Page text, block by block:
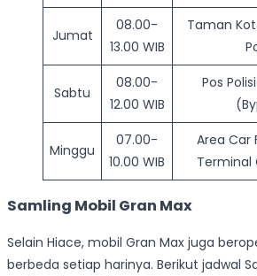
Jumat
08.00-
13.00 WIB
Taman
Sabtu
08.00-
12.00 WIB
Pos
Minggu
07.00-
10.00 WIB
Area Car
Terminal
Samling Mobil Gran Max
Selain Hiace, mobil Gran Max juga
berbeda setiap harinya. Berikut jadwal